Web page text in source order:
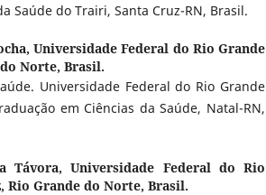
Saúde do Trairi, Santa Cruz-RN, Brasil.
Universidade Federal do Rio Grande
Norte, Brasil.
Universidade Federal do Rio Grande
em Ciências da Saúde, Natal-RN,
Távora,Universidade Federal do Rio
Rio Grande do Norte, Brasil.